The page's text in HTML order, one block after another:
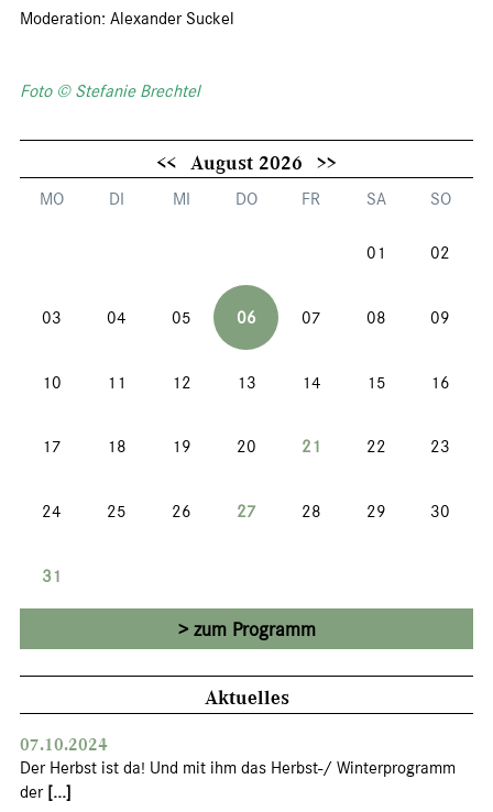
Moderation: Alexander Suckel
Foto © Stefanie Brechtel
<< August 2026 >>
MO DI MI DO FR SA SO
01 02
03 04 05 06 07 08 09
10 11 12 13 14 15 16
17 18 19 20 21 22 23
24 25 26 27 28 29 30
31
zum Programm
Aktuelles
07.10.2024
Der Herbst ist da! Und mit ihm das Herbst-/ Winterprogramm
der [...]